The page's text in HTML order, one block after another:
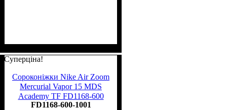
Суперціна!
Сороконіжки Nike Air Zoom
Mercurial Vapor 15 MDS
Academy TF FD1168-600
FD1168-600-1001